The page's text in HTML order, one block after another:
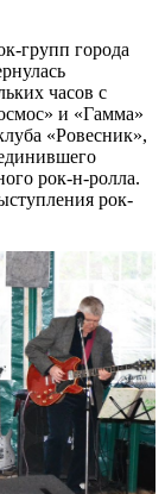
групп города
часов с
и «Гамма»
«Ровесник»,
рок-н-ролла.
рок-